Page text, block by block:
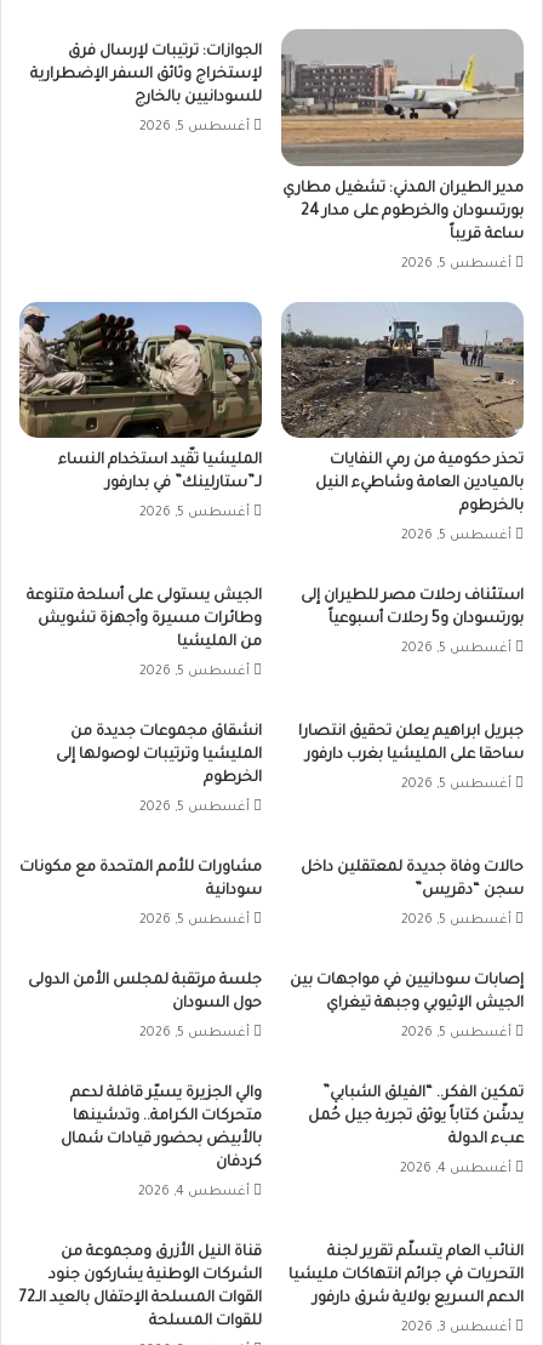
مدير الطيران المدني: تشغيل مطاري
بورتسودان والخرطوم على مدار 24
ساعة قريباً
أغسطس 5, 2026
الجوازات: ترتيبات لإرسال فرق
لإستخراج وثائق السفر الإضطرارية
للسودانيين بالخارج
أغسطس 5, 2026
تحذر حكومية من رمي النفايات
بالميادين العامة وشاطيء النيل
بالخرطوم
أغسطس 5, 2026
المليشيا تقّيد استخدام النساء
لـ”ستارلينك” في بدارفور
أغسطس 5, 2026
استئناف رحلات مصر للطيران إلى
بورتسودان و5 رحلات أسبوعياً
أغسطس 5, 2026
الجيش يستولى على أسلحة متنوعة
وطائرات مسيرة وأجهزة تشويش
من المليشيا
أغسطس 5, 2026
جبريل ابراهيم يعلن تحقيق انتصارا
ساحقا على المليشيا بغرب دارفور
أغسطس 5, 2026
انشقاق مجموعات جديدة من
المليشيا وترتيبات لوصولها إلى
الخرطوم
أغسطس 5, 2026
حالات وفاة جديدة لمعتقلين داخل
سجن “دقريس”
أغسطس 5, 2026
مشاورات للأمم المتحدة مع مكونات
سودانية
أغسطس 5, 2026
إصابات سودانيين في مواجهات بين
الجيش الإثيوبي وجبهة تيغراي
أغسطس 5, 2026
جلسة مرتقبة لمجلس الأمن الدولى
حول السودان
أغسطس 5, 2026
تمكين الفكر.. “الفيلق الشبابي”
يدشّن كتاباً يوثق تجربة جيل حُمل
عبء الدولة
أغسطس 4, 2026
والي الجزيرة يسيّر قافلة لدعم
متحركات الكرامة.. وتدشينها
بالأبيض بحضور قيادات شمال
كردفان
أغسطس 4, 2026
النائب العام يتسلّم تقرير لجنة
التحريات في جرائم انتهاكات مليشيا
الدعم السريع بولاية شرق دارفور
أغسطس 3, 2026
قناة النيل الأزرق ومجموعة من
الشركات الوطنية يشاركون جنود
القوات المسلحة الإحتفال بالعيد الـ72
للقوات المسلحة